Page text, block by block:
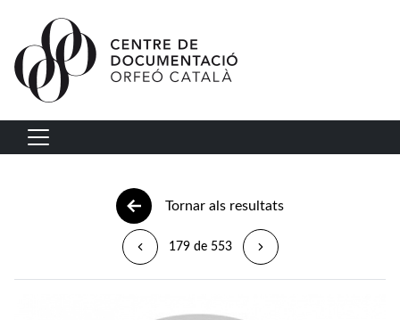
Vés al contingut
Navegació principal
Tornar als resultats
179 de 553